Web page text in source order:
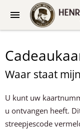
Waar staat
U kunt uw
u ontvangen heeft.
streepjescode